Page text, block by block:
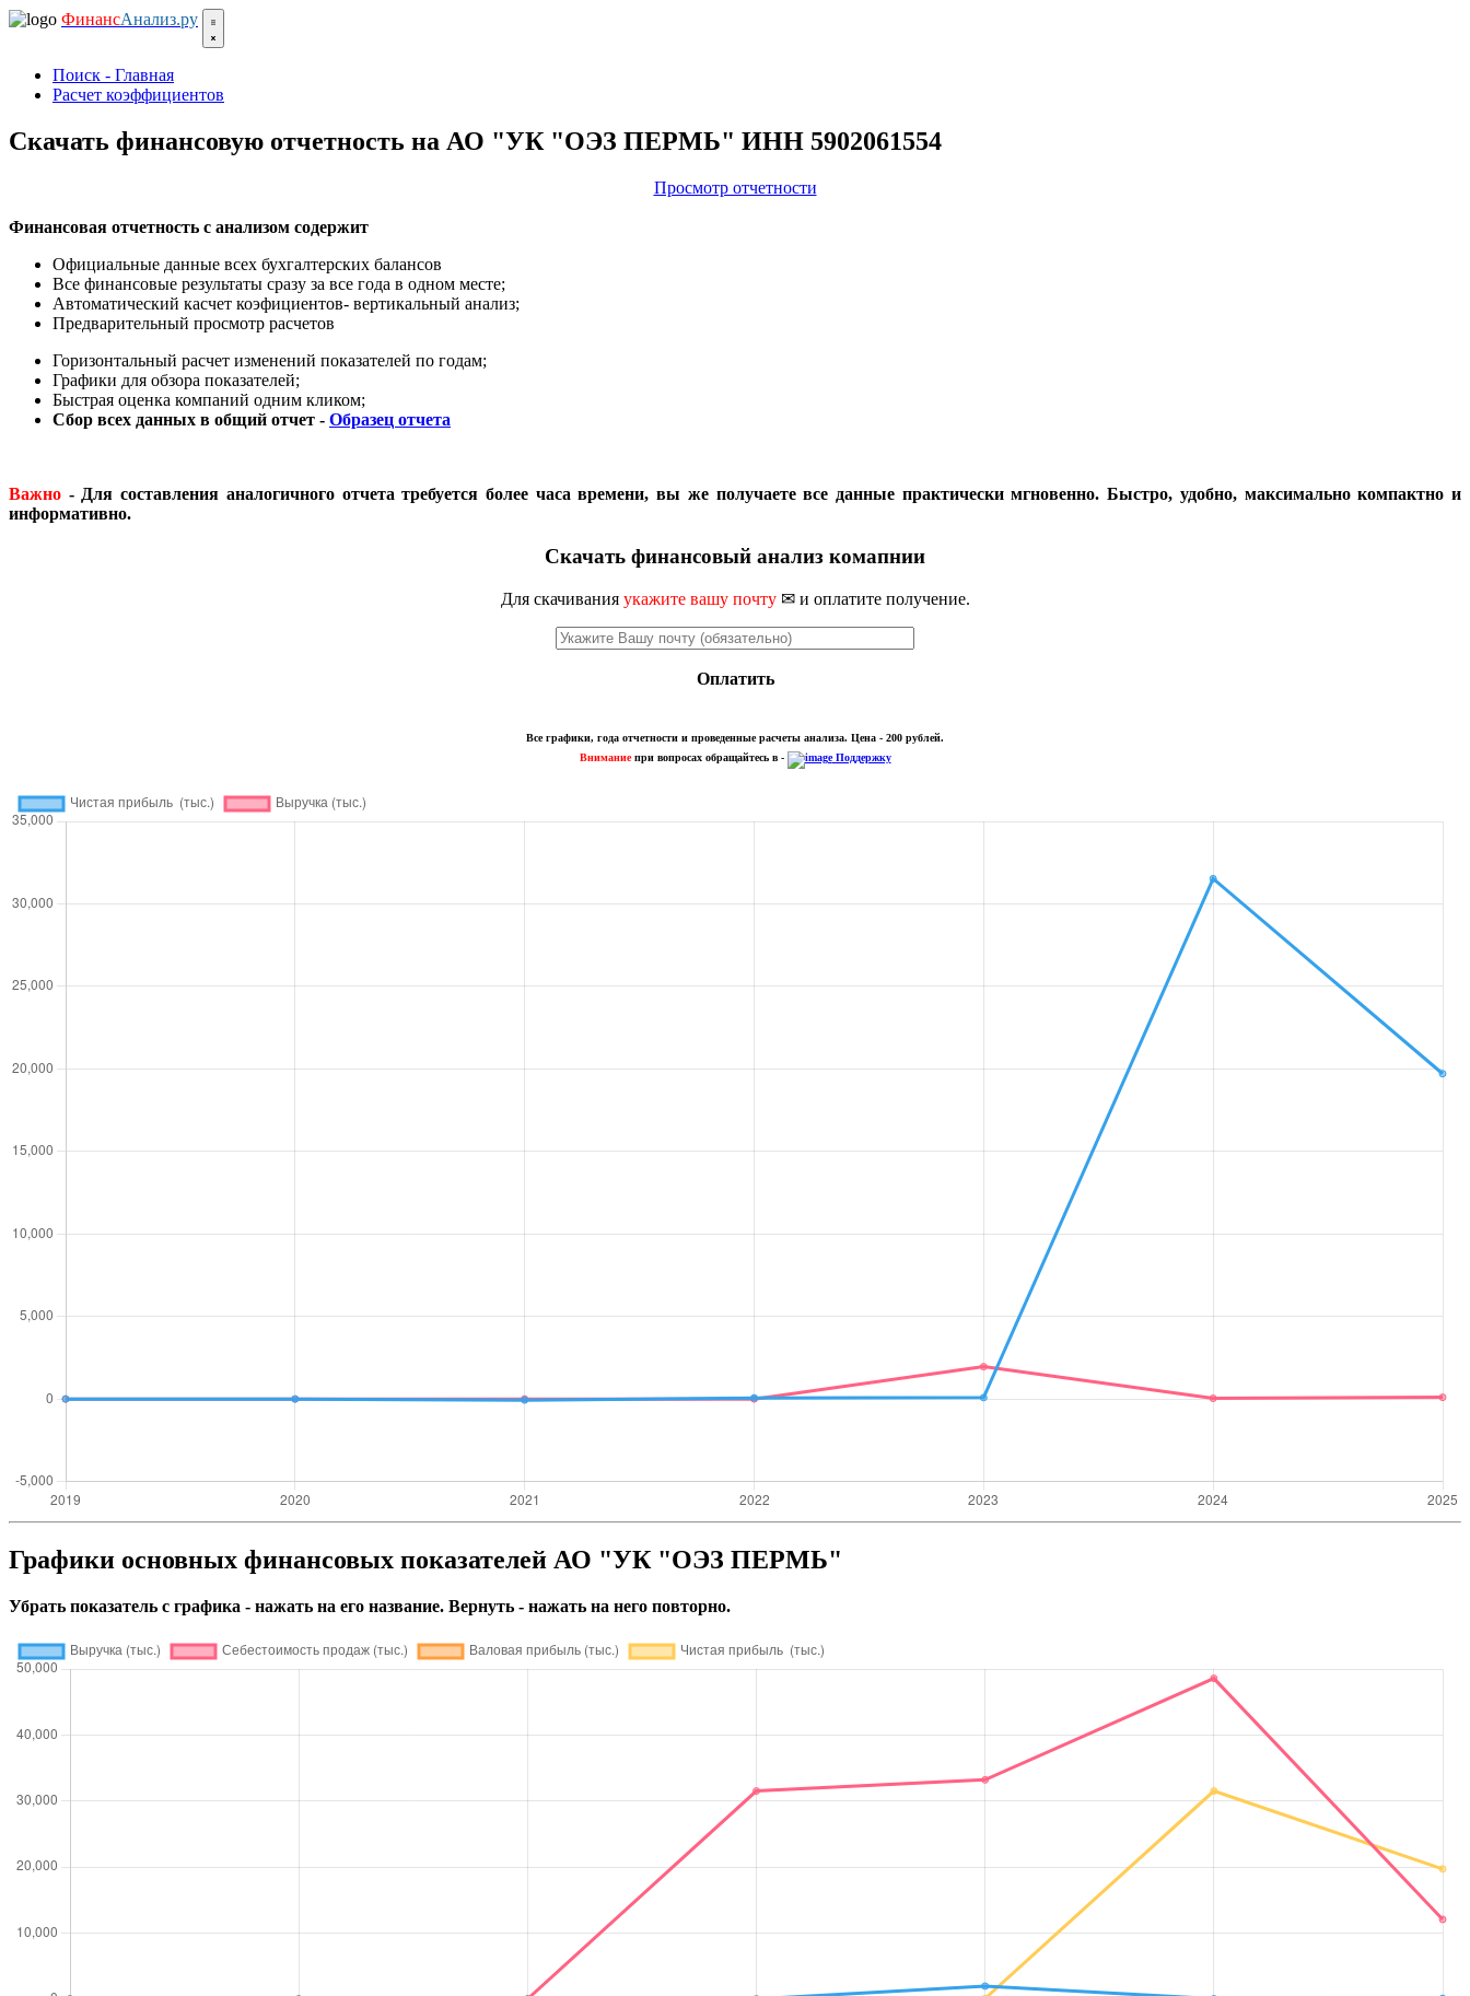
ФинансАнализ.ру
Поиск - Главная
Расчет коэффициентов
Скачать финансовую отчетность на АО "УК "ОЭЗ ПЕРМЬ" ИНН 5902061554
Просмотр отчетности
Финансовая отчетность с анализом содержит
Официальные данные всех бухгалтерских балансов
Все финансовые результаты сразу за все года в одном месте;
Автоматический касчет коэфициентов- вертикальный анализ;
Предварительный просмотр расчетов
Горизонтальный расчет изменений показателей по годам;
Графики для обзора показателей;
Быстрая оценка компаний одним кликом;
Сбор всех данных в общий отчет - Образец отчета
Важно - Для составления аналогичного отчета требуется более часа времени, вы же получаете все данные практически мгновенно. Быстро, удобно, максимально компактно и
информативно.
Скачать финансовый анализ комапнии
Для скачивания укажите вашу почту✉ и оплатите получение.
Оплатить
Все графики, года отчетности и проведенные расчеты анализа. Цена - 200 рублей.
Внимание при вопросах обращайтесь в - Поддержку
Графики основных финансовых показателей АО "УК "ОЭЗ ПЕРМЬ"
Убрать показатель с графика - нажать на его название. Вернуть - нажать на него повторно.